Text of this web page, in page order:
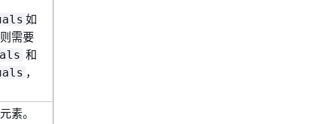
如
需要
和
，
素。